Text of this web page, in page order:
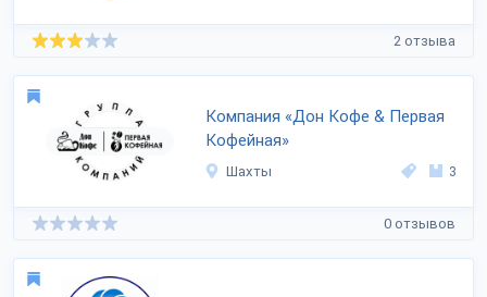
2 отзыва
Компания «Дон Кофе & Первая
Кофейная»
Шахты 3
0 отзывов